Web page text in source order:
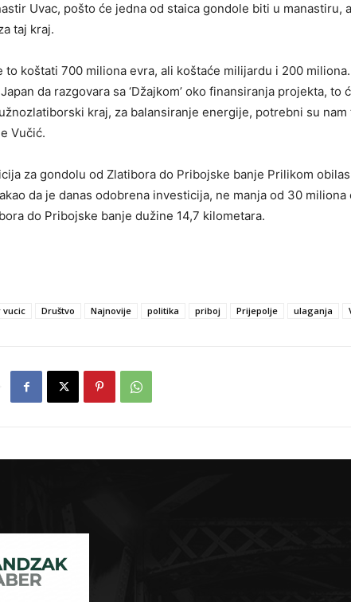
Uvac, pošto će jedna od staica gondole biti u manastiru,
taj kraj.
to koštati 700 miliona evra, ali koštaće milijardu i 200
da razgovara sa ‘Džajkom’ oko finansiranja projekta, to
kraj, za balansiranje energije, potrebni su
Vučić.
za gondolu od Zlatibora do Pribojske banje Prilikom
da je danas odobrena investicija, ne manja od 30 miliona
do Pribojske banje dužine 14,7 kilometara.
vucic Društvo Najnovije politika priboj Prijepolje ulaganja